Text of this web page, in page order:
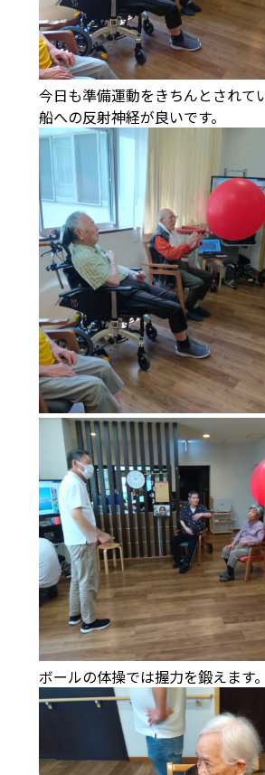
今日も準備運動をきちんとされて
船への反射神経が良いです。
ボールの体操では握力を鍛えます。